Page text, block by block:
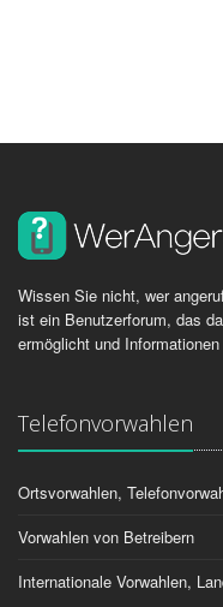
Wissen Sie nicht, wer
ist ein Benutzerforum, das
ermöglicht und
Telefonvorwahlen
Ortsvorwahlen,
Vorwahlen von Betreibern
Internationale Vorwahlen,